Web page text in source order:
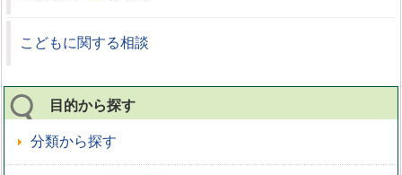
こどもに関する相談
目的から探す
分類から探す